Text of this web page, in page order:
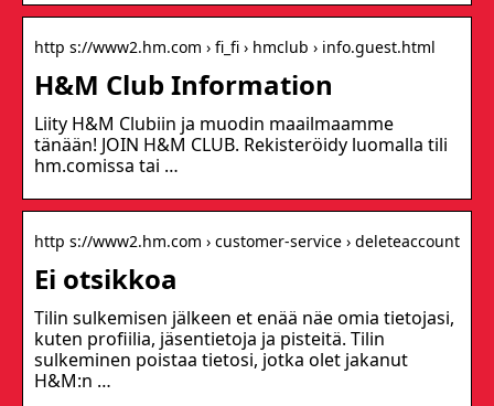
http s://www2.hm.com › fi_fi › hmclub › info.guest.html
H&M Club Information
Liity H&M Clubiin ja muodin maailmaamme
tänään! JOIN H&M CLUB. Rekisteröidy luomalla tili
hm.comissa tai …
http s://www2.hm.com › customer-service › deleteaccount
Ei otsikkoa
Tilin sulkemisen jälkeen et enää näe omia tietojasi,
kuten profiilia, jäsentietoja ja pisteitä. Tilin
sulkeminen poistaa tietosi, jotka olet jakanut
H&M:n …